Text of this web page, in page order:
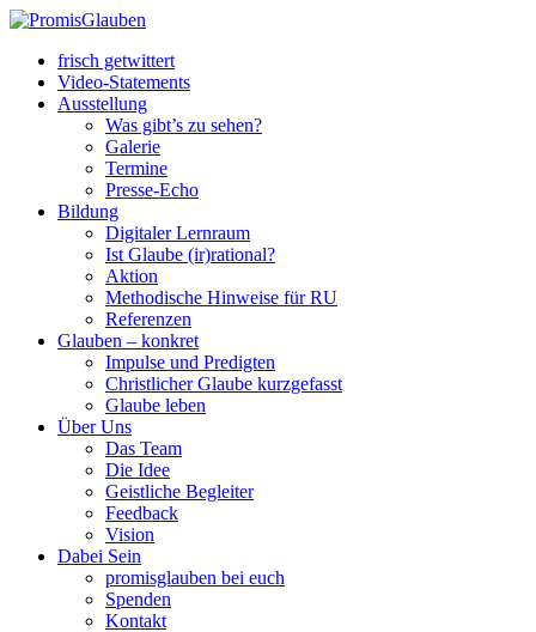
frisch getwittert
Video-Statements
Ausstellung
Was gibt’s zu sehen?
Galerie
Termine
Presse-Echo
Bildung
Digitaler Lernraum
Ist Glaube (ir)rational?
Aktion
Methodische Hinweise für RU
Referenzen
Glauben – konkret
Impulse und Predigten
Christlicher Glaube kurzgefasst
Glaube leben
Über Uns
Das Team
Die Idee
Geistliche Begleiter
Feedback
Vision
Dabei Sein
promisglauben bei euch
Spenden
Kontakt